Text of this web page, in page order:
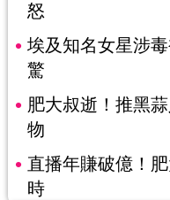
怒
埃及知名女星涉
驚
肥大叔逝！推黑
物
直播年賺破億！
時